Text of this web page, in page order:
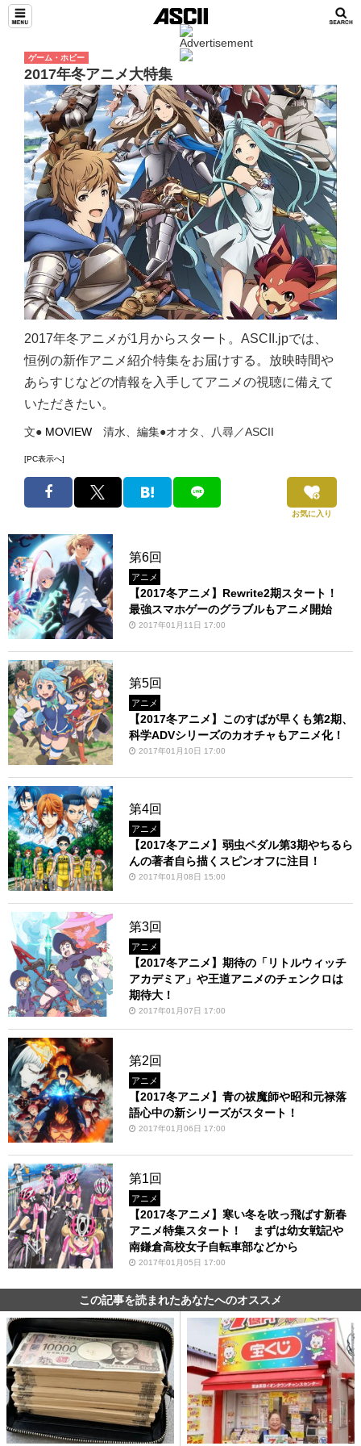
ゲーム・ホビー
2017年冬アニメ大特集
2017年冬アニメが1月からスタート。ASCII.jpでは、
恒例の新作アニメ紹介特集をお届けする。放映時間や
あらすじなどの情報を入手してアニメの視聴に備えて
いただきたい。
文● MOVIEW 清水、編集●オオタ、八尋／ASCII
[PC表示へ]
お気に入り
第6回
アニメ
【2017冬アニメ】Rewrite2期スタート！
最強スマホゲーのグラブルもアニメ開始
2017年01月11日 17:00
第5回
アニメ
【2017冬アニメ】このすばが早くも第2期、
科学ADVシリーズのカオチャもアニメ化！
2017年01月10日 17:00
第4回
アニメ
【2017冬アニメ】弱虫ペダル第3期やちるら
んの著者自ら描くスピンオフに注目！
2017年01月08日 15:00
第3回
アニメ
【2017冬アニメ】期待の「リトルウィッチ
アカデミア」や王道アニメのチェンクロは
期待大！
2017年01月07日 17:00
第2回
アニメ
【2017冬アニメ】青の祓魔師や昭和元禄落
語心中の新シリーズがスタート！
2017年01月06日 17:00
第1回
アニメ
【2017冬アニメ】寒い冬を吹っ飛ばす新春
アニメ特集スタート！ まずは幼女戦記や
南鎌倉高校女子自転車部などから
2017年01月05日 17:00
この記事を読まれたあなたへのオススメ